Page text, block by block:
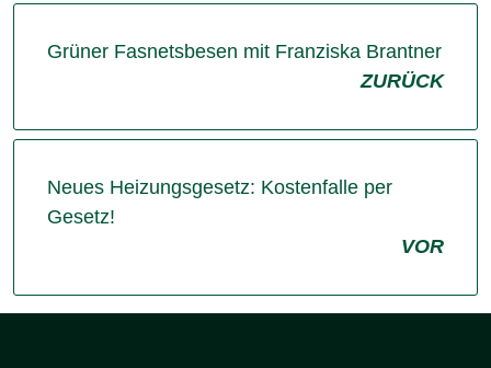
Grüner Fasnetsbesen mit Franziska Brantner
ZURÜCK
Neues Heizungsgesetz: Kostenfalle per
Gesetz!
VOR